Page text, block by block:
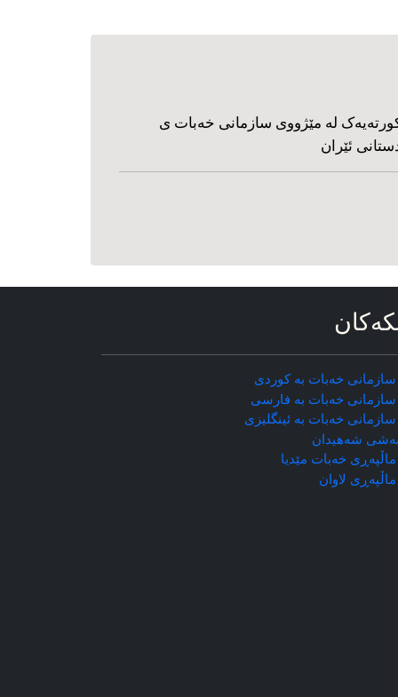
له مێژووی سازمانی خه‌بات ی
ئێران
سازمانی خه‌بات به کوردی
سازمانی خه‌بات به فارسی
سازمانی خه‌بات به ئینگلیزی
شه‌هیدان
خه‌بات مێدیا
ماڵپه‌ڕی لاوان